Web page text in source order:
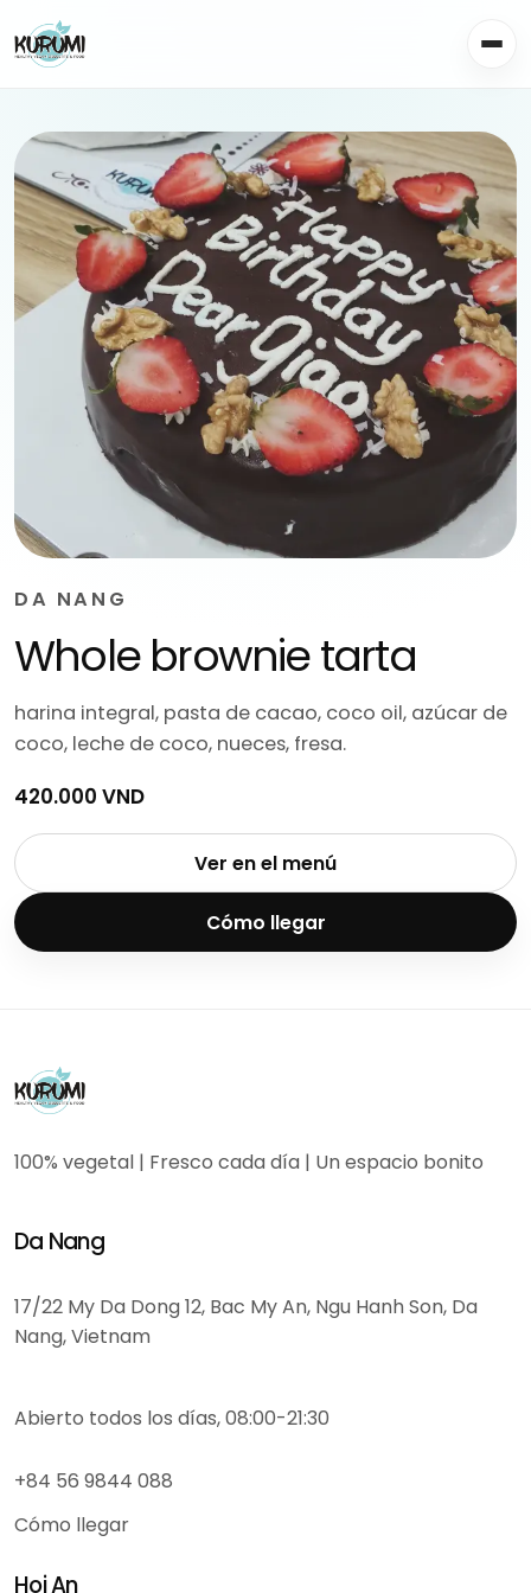
DA NANG
Whole brownie tarta
harina integral, pasta de cacao, coco oil, azúcar de
coco, leche de coco, nueces, fresa.
420.000 VND
Ver en el menú
Cómo llegar
100% vegetal | Fresco cada día | Un espacio bonito
Da Nang
17/22 My Da Dong 12, Bac My An, Ngu Hanh Son, Da
Nang, Vietnam
Abierto todos los días, 08:00-21:30
+84 56 9844 088
Cómo llegar
Hoi An